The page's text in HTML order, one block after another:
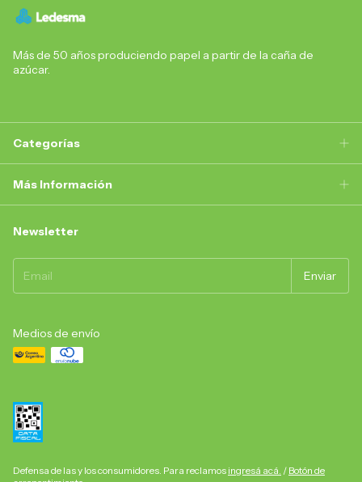
Más de 50 años produciendo papel a partir de la caña de
azúcar.
Categorías
Más Información
Newsletter
Medios de envío
Defensa de las y los consumidores. Para reclamos ingresá acá. / Botón de